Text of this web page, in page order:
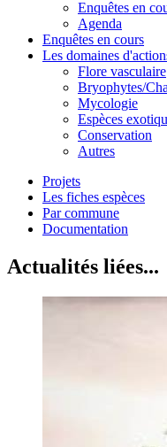
Enquêtes en
Agenda
Enquêtes en cours
Les domaines
Flore vasculaire
Bryophytes/
Mycologie
Espèces
Conservation
Autres
Projets
Les fiches espèces
Par commune
Documentation
Actualités liées...